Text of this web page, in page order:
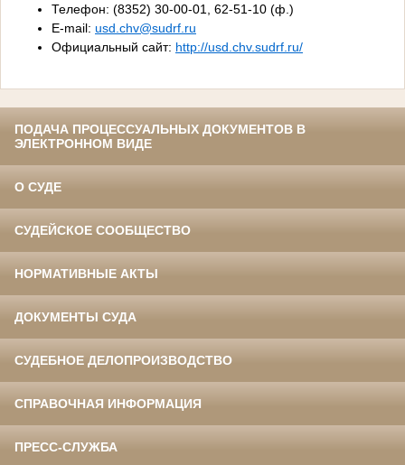
Телефон: (8352) 30-00-01, 62-51-10 (ф.)
E-mail: usd.chv@sudrf.ru
Официальный сайт: http://usd.chv.sudrf.ru/
ПОДАЧА ПРОЦЕССУАЛЬНЫХ ДОКУМЕНТОВ В
ЭЛЕКТРОННОМ ВИДЕ
О СУДЕ
СУДЕЙСКОЕ СООБЩЕСТВО
НОРМАТИВНЫЕ АКТЫ
ДОКУМЕНТЫ СУДА
СУДЕБНОЕ ДЕЛОПРОИЗВОДСТВО
СПРАВОЧНАЯ ИНФОРМАЦИЯ
ПРЕСС-СЛУЖБА